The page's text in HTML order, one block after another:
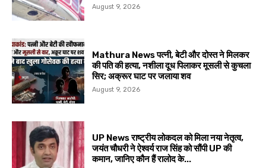
August 9, 2026
Mathura News पत्नी, बेटी और दोस्त ने मिलकर
की पति की हत्या, नशीला दूध पिलाकर मूसली से कुचला
सिर; अक्रूर घाट पर जलाया शव
August 9, 2026
UP News राष्ट्रीय लोकदल को मिला नया नेतृत्व,
जयंत चौधरी ने ऐश्वर्य राज सिंह को सौंपी UP की
कमान, जानिए कौन हैं रालोद के...